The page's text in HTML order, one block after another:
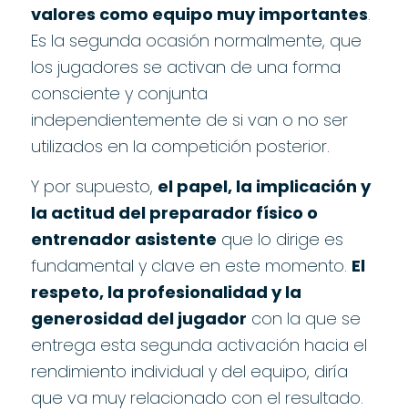
valores como equipo muy importantes.
Es la segunda ocasión normalmente, que
los jugadores se activan de una forma
consciente y conjunta
independientemente de si van o no ser
utilizados en la competición posterior.
Y por supuesto, el papel, la implicación y
la actitud del preparador físico o
entrenador asistente que lo dirige es
fundamental y clave en este momento. El
respeto, la profesionalidad y la
generosidad del jugador con la que se
entrega esta segunda activación hacia el
rendimiento individual y del equipo, diría
que va muy relacionado con el resultado.